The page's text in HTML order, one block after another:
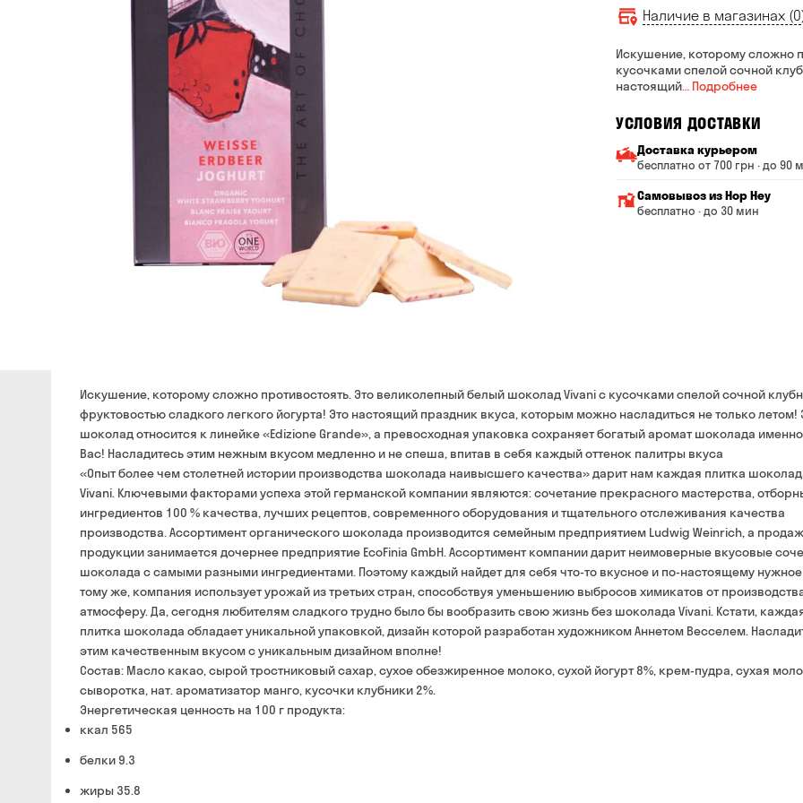
Наличие в магазинах
Искушение, которому сложно
кусочками спелой сочной
настоящий… Подробнее
УСЛОВИЯ ДОСТАВКИ
Доставка курьером
бесплатно от 700 грн · до 90
Минимальная сумма
Стоимость доставки
Оплата:
наличными курьеру
банковской картой на
Самовывоз из Hop Hey
бесплатно · до 30 мин
Искушение, которому сложно противостоять. Это великолепный белый шоколад Vivani с кусочками спелой сочной
фруктовостью сладкого легкого йогурта! Это настоящий праздник вкуса, которым можно насладиться не только летом!
шоколад относится к линейке «Edizione Grande», а превосходная упаковка сохраняет богатый аромат шоколада
Вас! Насладитесь этим нежным вкусом медленно и не спеша, впитав в себя каждый оттенок палитры вкуса
«Опыт более чем столетней истории производства шоколада наивысшего качества» дарит нам каждая плитка
Vivani. Ключевыми факторами успеха этой германской компании являются: сочетание прекрасного мастерства,
ингредиентов 100 % качества, лучших рецептов, современного оборудования и тщательного отслеживания качества
производства. Ассортимент органического шоколада производится семейным предприятием Ludwig Weinrich, а
продукции занимается дочернее предприятие EcoFinia GmbH. Ассортимент компании дарит неимоверные вкусовые
шоколада с самыми разными ингредиентами. Поэтому каждый найдет для себя что-то вкусное и по-настоящему
тому же, компания использует урожай из третьих стран, способствуя уменьшению выбросов химикатов от
атмосферу. Да, сегодня любителям сладкого трудно было бы вообразить свою жизнь без шоколада Vivani. Кстати,
плитка шоколада обладает уникальной упаковкой, дизайн которой разработан художником Аннетом Весселем.
этим качественным вкусом с уникальным дизайном вполне!
Состав: Масло какао, сырой тростниковый сахар, сухое обезжиренное молоко, сухой йогурт 8%, крем-пудра, сухая
сыворотка, нат. ароматизатор манго, кусочки клубники 2%.
Энергетическая ценность на 100 г продукта:
ккал 565
белки 9.3
жиры 35.8